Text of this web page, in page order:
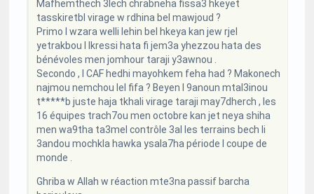
Mafhemthech 3lech chrabneha fissa3 hkeyet
tasskiretbl virage w rdhina bel mawjoud ?
Primo l wzara welli lehin bel hkeya kan jew rjel
yetrakbou l lkressi hata fi jem3a yhezzou hata des
bénévoles men jomhour taraji y3awnou .
Secondo , l CAF hedhi mayohkem feha had ? Makonech
najmou nemchou lel fifa ? Beyen l 9anoun mtal3inou
t*****b juste haja tkhali virage taraji may7dherch , les
16 équipes trach7ou men octobre kan jet neya shiha
men wa9tha ta3mel contrôle 3al les terrains bech li
3andou mochkla hawka ysala7ha période l coupe de
monde .
Ghriba w Allah w réaction mte3na passif barcha